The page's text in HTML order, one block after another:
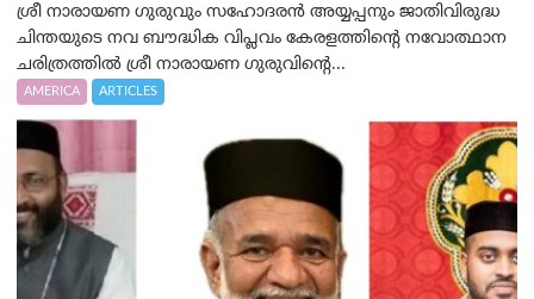
ശ്രീ നാരായണ ഗുരുവും സഹോദരൻ അയ്യപ്പനും ജാതിവിരുദ്ധ
ചിന്തയുടെ നവ ബൗദ്ധിക വിപ്ലവം കേരളത്തിന്റെ നവോത്ഥാന
ചരിത്രത്തിൽ ശ്രീ നാരായണ ഗുരുവിന്റെ...
AMERICA ARTICLES